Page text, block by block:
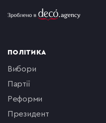
ПОЛІТИКА
вибори
партії
реформи
президент